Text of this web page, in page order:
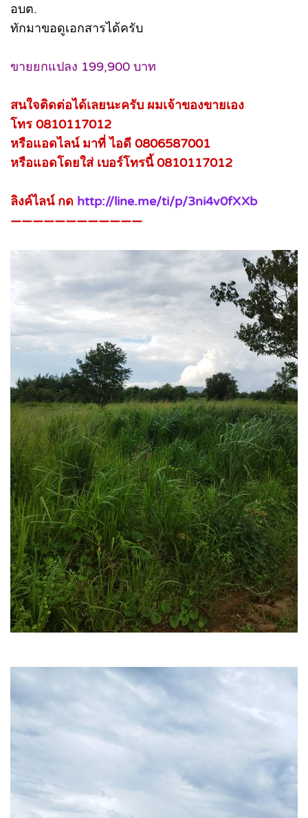
อบต.
ทักมาขอดูเอกสารได้ครับ
ขายยกแปลง 199,900 บาท
สนใจติดต่อได้เลยนะครับ ผมเจ้าของขายเอง
โทร 0810117012
หรือแอดไลน์ มาที่ ไอดี 0806587001
หรือแอดโดยใส่ เบอร์โทรนี้ 0810117012
ลิงค์ไลน์ กด http://line.me/ti/p/3ni4v0fXXb
————————————